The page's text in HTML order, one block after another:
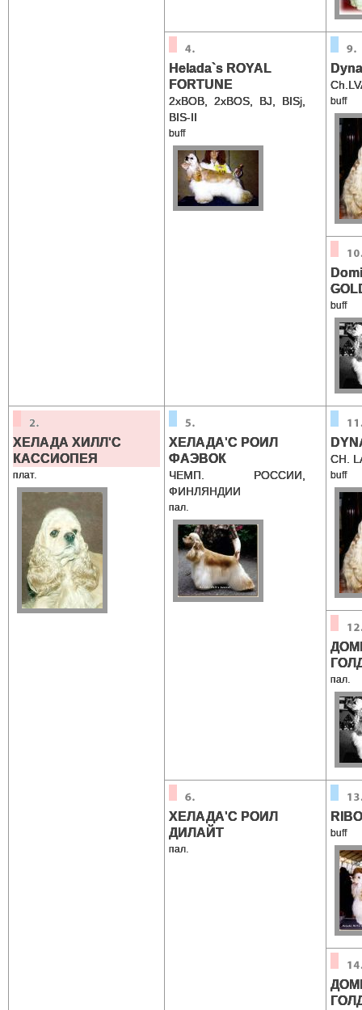
Helada`s ROYAL
FORTUNE
2xBOB, 2xBOS, BJ, BISj,
BIS-II
buff
buff
buff
ХЕЛАДА ХИЛЛ'С
КАССИОПЕЯ
плат.
ХЕЛАДА'С РОИЛ
ФАЭВОК
ЧЕМП. РОССИИ,
ФИНЛЯНДИИ
пал.
CH.
buff
пал.
ХЕЛАДА'С РОИЛ
ДИЛАЙТ
пал.
buff